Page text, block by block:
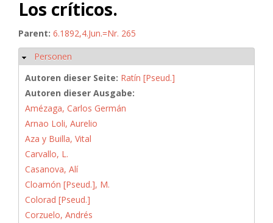
Los críticos.
Parent: 6.1892,4.Jun.=Nr. 265
Ausblenden
Personen
Autoren dieser Seite: Ratín [Pseud.]
Autoren dieser Ausgabe:
Amézaga, Carlos Germán
Arnao Loli, Aurelio
Aza y Builla, Vital
Carvallo, L.
Casanova, Alí
Cloamón [Pseud.], M.
Colorad [Pseud.]
Corzuelo, Andrés